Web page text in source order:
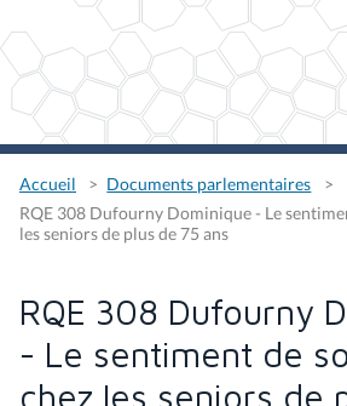
Accueil
Documents parlementaires
RQE 308 Dufourny Dominique - Le
les seniors de plus de 75 ans
RQE 308 Dufourny
- Le sentiment de
chez les seniors de